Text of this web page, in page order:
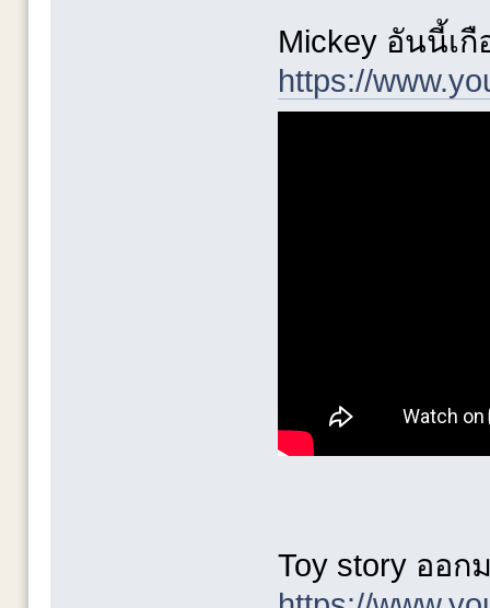
Mickey อันนี้เ
https://
Toy story ออก